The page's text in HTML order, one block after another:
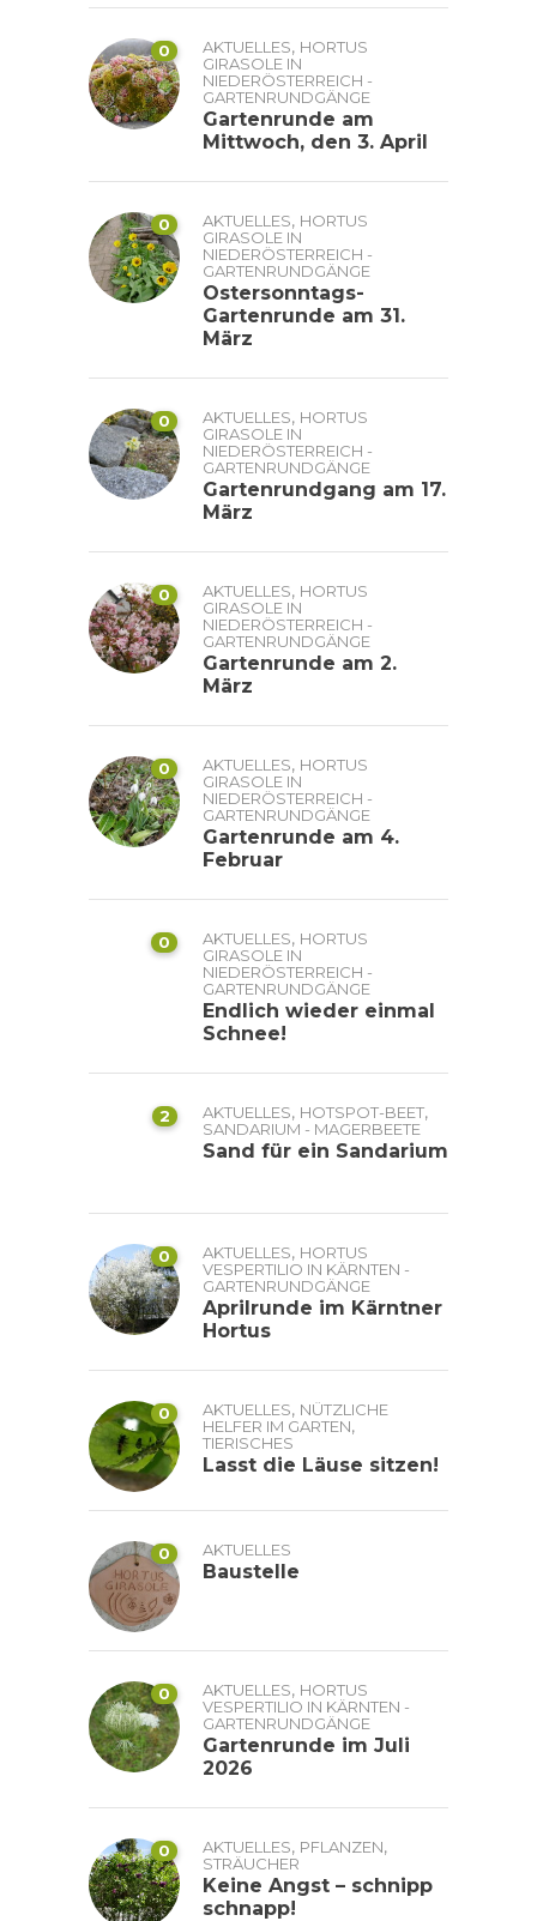
0 AKTUELLES, HORTUS
GIRASOLE IN
NIEDERÖSTERREICH -
GARTENRUNDGÄNGE
Gartenrunde am
Mittwoch, den 3. April
0 AKTUELLES, HORTUS
GIRASOLE IN
NIEDERÖSTERREICH -
GARTENRUNDGÄNGE
Ostersonntags-
Gartenrunde am 31.
März
0 AKTUELLES, HORTUS
GIRASOLE IN
NIEDERÖSTERREICH -
GARTENRUNDGÄNGE
Gartenrundgang am 17.
März
0 AKTUELLES, HORTUS
GIRASOLE IN
NIEDERÖSTERREICH -
GARTENRUNDGÄNGE
Gartenrunde am 2.
März
0 AKTUELLES, HORTUS
GIRASOLE IN
NIEDERÖSTERREICH -
GARTENRUNDGÄNGE
Gartenrunde am 4.
Februar
0 AKTUELLES, HORTUS
GIRASOLE IN
NIEDERÖSTERREICH -
GARTENRUNDGÄNGE
Endlich wieder einmal
Schnee!
2 AKTUELLES, HOTSPOT-BEET,
SANDARIUM - MAGERBEETE
Sand für ein Sandarium
0 AKTUELLES, HORTUS
VESPERTILIO IN KÄRNTEN -
GARTENRUNDGÄNGE
Aprilrunde im Kärntner
Hortus
0 AKTUELLES, NÜTZLICHE
HELFER IM GARTEN,
TIERISCHES
Lasst die Läuse sitzen!
0 AKTUELLES
Baustelle
0 AKTUELLES, HORTUS
VESPERTILIO IN KÄRNTEN -
GARTENRUNDGÄNGE
Gartenrunde im Juli
2026
0 AKTUELLES, PFLANZEN,
STRÄUCHER
Keine Angst – schnipp
schnapp!